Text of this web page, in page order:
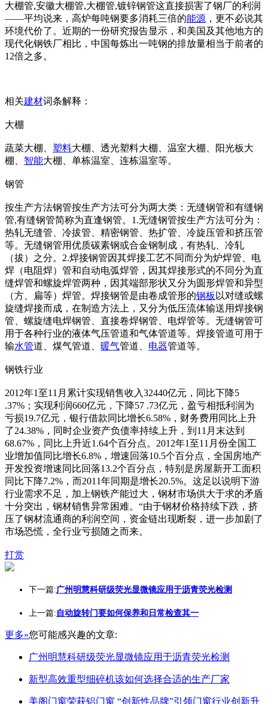
大棚管,安徽大棚管,大棚管,镀锌钢管这直接损害了钢厂的利润
——平均说来，高炉每吨钢要多消耗三倍的能源 ，更不必说其
环境代价了。近期的一份研究报告显示，和美国及其他地方的
现代化钢铁厂相比，中国每炼出一吨钢的排放量相当于前者的
12倍之多。
相关建材词条解释：
大棚
蔬菜大棚、 塑料大棚、透光塑料大棚、温室大棚、阳光板大
棚、 智能大棚、单栋温室、连栋温室等。
钢管
按生产方法钢管按生产方法可分为两大类：无缝钢管和有缝钢
管,有缝钢管简称为直逢钢管。1.无缝钢管按生产方法可分为：
热轧无缝管、冷拔管、精密钢管、热扩管、冷旋压管和挤压管
等。无缝钢管用优质碳素钢或合金钢制成，有热轧、冷轧
（拔）之分。2.焊接钢管因其焊接工艺不同而分为炉焊管、电
焊（电阻焊）管和自动电弧焊管，因其焊接形式的不同分为直
缝焊管和螺旋焊管两种，因其端部形状又分为圆形焊管和异型
（方、扁等）焊管。焊接钢管是由卷成管形的钢板 以对缝或螺
旋缝焊接而成，在制造方法上，又分为低压流体输送用焊接钢
管、螺旋缝电焊钢管、直接卷焊钢管、电焊管等。无缝钢管可
用于各种行业的液体气压管道和气体管道等。焊接管道可用于
输水管道、煤气管道、 暖气管道、 电器管道等。
钢铁行业
2012年1至11月累计实现销售收入32440亿元，同比下降5
.37%；实现利润660亿元，下降57 .73亿元，盈亏相抵利润为
亏损19.7亿元，银行借款同比增长6.58%，财务费用同比上升
了24.38%，同时企业资产负债率持续上升，到11月末达到
68.67%，同比上升近1.64个百分点。2012年1至11月份全国工
业增加值同比增长6.8%，增速回落10.5个百分点，全国房地产
开发投资增速同比回落13.2个百分点，特别是房屋新开工面积
同比下降7.2%，而2011年同期是增长20.5%。这足以说明下游
行业需求不足，加上钢铁产能过大，钢材市场供大于求的矛盾
十分突出，钢材销售异常困难。“由于钢材价格持续下跌，挤
压了钢材流通商的利润空间，资金链出现断裂，进一步加剧了
市场恐慌，全行业亏损随之而来。
打赏
下一篇:广州明慧科研级荧光显微镜应用于沥青荧光检测
上一篇: 自动旋转门要如何保养和日常检查其一
更多»您可能感兴趣的文章:
广州明慧科研级荧光显微镜应用于沥青荧光检测
新型高效重型细碎机该如何选择合适的生产厂家
美阁门窗荣获铝门窗 “创新性品牌”引领门窗行业创新升